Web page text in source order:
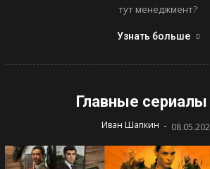
тут менеджмент?
Узнать больше
Главные
Иван Шапкин -